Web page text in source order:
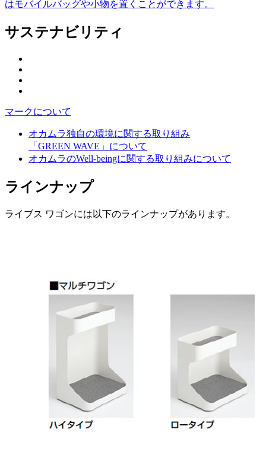
はモバイルバッグや小物を置くことができます。
サステナビリティ
マークについて
オカムラ独自の環境に関する取り組み
「GREEN WAVE」について
オカムラのWell-beingに関する取り組みについて
ラインナップ
ライブス ワゴンには以下のラインナップがあります。